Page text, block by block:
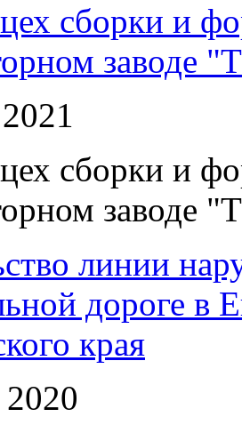
сборки и
заводе
сборки и
заводе
линии
дороге в
края